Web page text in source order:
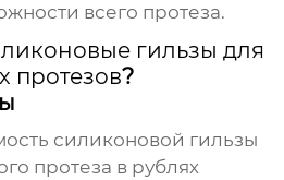
всего протеза.
гильзы для
протезов?
силиконовой гильзы
протеза в рублях